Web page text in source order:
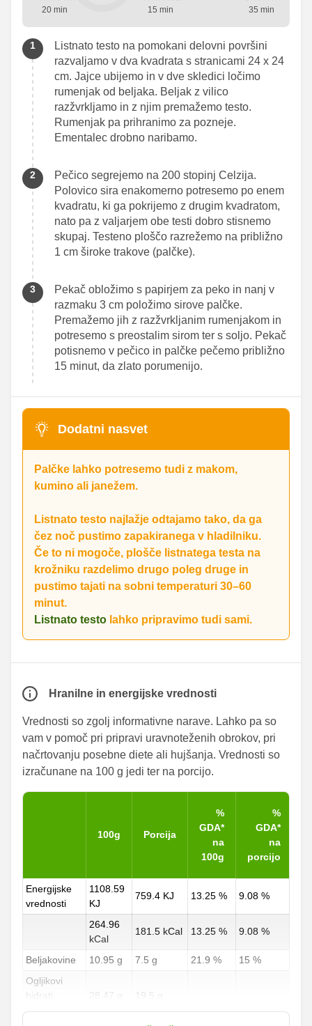
20 min
15 min
35 min
Listnato testo na pomokani delovni površini
razvaljamo v dva kvadrata s stranicami 24 x 24
cm. Jajce ubijemo in v dve skledici ločimo
rumenjak od beljaka. Beljak z vilico
razžvrkljamo in z njim premažemo testo.
Rumenjak pa prihranimo za pozneje.
Ementalec drobno naribamo.
Pečico segrejemo na 200 stopinj Celzija.
Polovico sira enakomerno potresemo po enem
kvadratu, ki ga pokrijemo z drugim kvadratom,
nato pa z valjarjem obe testi dobro stisnemo
skupaj. Testeno ploščo razrežemo na približno
1 cm široke trakove (palčke).
Pekač obložimo s papirjem za peko in nanj v
razmaku 3 cm položimo sirove palčke.
Premažemo jih z razžvrkljanim rumenjakom in
potresemo s preostalim sirom ter s soljo. Pekač
potisnemo v pečico in palčke pečemo približno
15 minut, da zlato porumenijo.
Dodatni nasvet
Palčke lahko potresemo tudi z makom,
kumino ali janežem.
Listnato testo najlažje odtajamo tako, da ga
čez noč pustimo zapakiranega v hladilniku.
Če to ni mogoče, plošče listnatega testa na
krožniku razdelimo drugo poleg druge in
pustimo tajati na sobni temperaturi 30–60
minut.
Listnato testo lahko pripravimo tudi sami.
Hranilne in energijske vrednosti
Vrednosti so zgolj informativne narave. Lahko pa so
vam v pomoč pri pripravi uravnoteženih obrokov, pri
načrtovanju posebne diete ali hujšanja. Vrednosti so
izračunane na 100 g jedi ter na porcijo.
100g Porcija
%
GDA*
na
100g
%
GDA*
na
porcijo
Energijske
vrednosti
1108.59
KJ
759.4 KJ 13.25 % 9.08 %
264.96
kCal
181.5 kCal 13.25 % 9.08 %
Beljakovine 10.95 g 7.5 g 21.9 %
15 %
Ogljikovi
hidrati
28.47 g 19.5 g
10.54 %
7.22 %